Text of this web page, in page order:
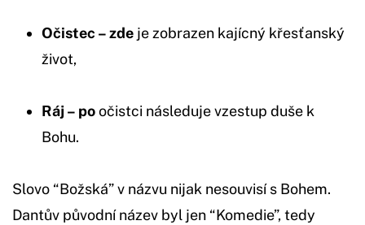
Očistec – zde je zobrazen kajícný křesťanský
život,
Ráj – poočistci následuje vzestup duše k
Bohu.
Slovo “Božská” v názvu nijak nesouvisí s Bohem.
Dantův původní název byl jen “Komedie”, tedy